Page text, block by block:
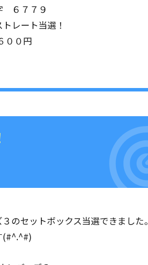
６７７９
トレート当選！
００円
のセットボックス当選できました。
(#^.^#)